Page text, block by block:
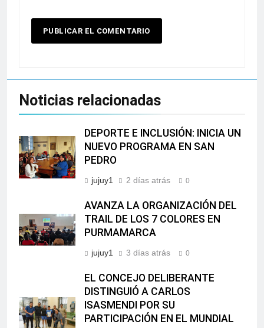
Noticias relacionadas
DEPORTE E INCLUSIÓN: INICIA UN
NUEVO PROGRAMA EN SAN
PEDRO
jujuy1 2 días atrás 0
AVANZA LA ORGANIZACIÓN DEL
TRAIL DE LOS 7 COLORES EN
PURMAMARCA
jujuy1 3 días atrás 0
EL CONCEJO DELIBERANTE
DISTINGUIÓ A CARLOS
ISASMENDI POR SU
PARTICIPACIÓN EN EL MUNDIAL